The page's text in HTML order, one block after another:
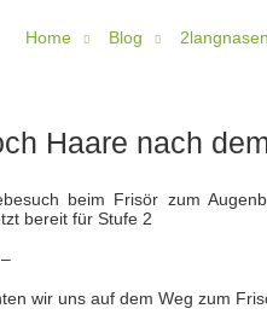
Home Blog
Haare nach
beim Frisör zum
bereit für Stufe 2
wir uns auf dem Weg zum